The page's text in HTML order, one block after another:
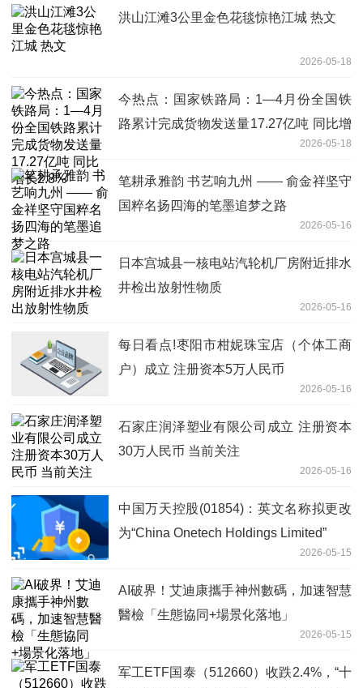
洪山江滩3公里金色花毯惊艳江城 热文
2026-05-18
今热点：国家铁路局：1—4月份全国铁
路累计完成货物发送量17.27亿吨 同比增
2026-05-18
笔耕承雅韵 书艺响九州 —— 俞金祥坚守
国粹名扬四海的笔墨追梦之路
2026-05-16
日本宫城县一核电站汽轮机厂房附近排水
井检出放射性物质
2026-05-16
每日看点!枣阳市柑妮珠宝店（个体工商
户）成立 注册资本5万人民币
2026-05-16
石家庄润泽塑业有限公司成立 注册资本
30万人民币 当前关注
2026-05-16
中国万天控股(01854)：英文名称拟更改
为“China Onetech Holdings Limited”
2026-05-15
AI破界！艾迪康攜手神州數碼，加速智慧
醫檢「生態協同+場景化落地」
2026-05-15
军工ETF国泰（512660）收跌2.4%，“十